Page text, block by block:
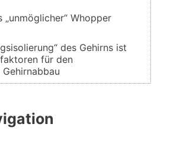
„unmöglicher“ Whopper
des Gehirns ist
für den